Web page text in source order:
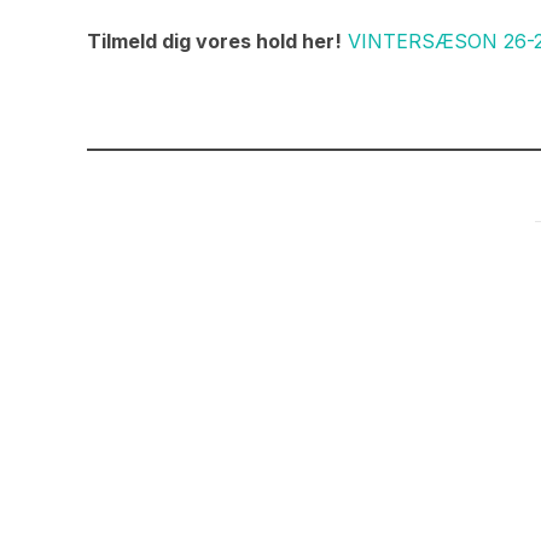
Tilmeld dig vores hold her! VINTERSÆSON 26-